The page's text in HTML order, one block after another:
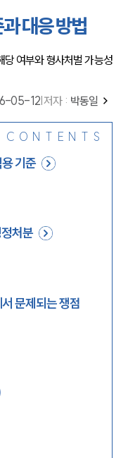
대응 방법
당 여부와 형사처벌 가능성
05-12 저자 : 박동일
CONTENTS
기준
처분
문제되는 쟁점